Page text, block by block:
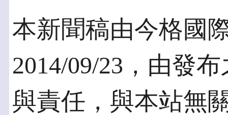
本新聞稿由今格國
2014/09/23，由發
與責任，與本站無